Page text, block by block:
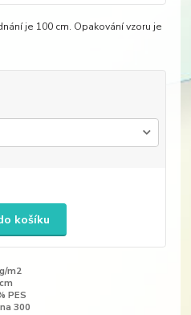
je 100 cm. Opakování vzoru je
košíku
m2
PES
300